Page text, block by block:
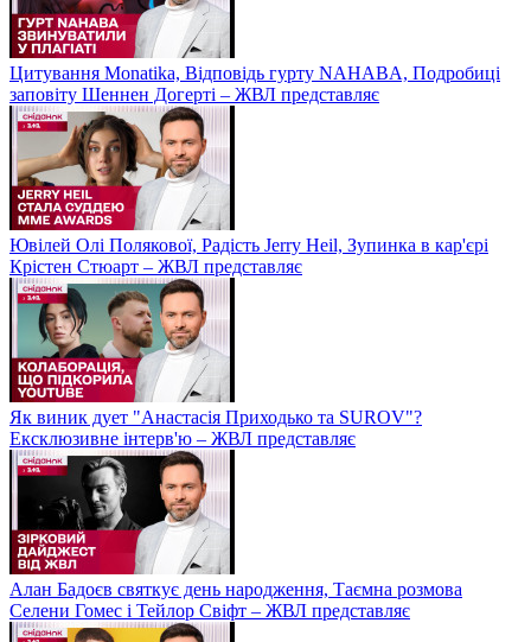
Цитування Monatikа, Відповідь гурту NAHABA, Подробиці
заповіту Шеннен Догерті – ЖВЛ представляє
Ювілей Олі Полякової, Радість Jerry Heil, Зупинка в кар'єрі
Крістен Стюарт – ЖВЛ представляє
Як виник дует "Анастасія Приходько та SUROV"?
Ексклюзивне інтерв'ю – ЖВЛ представляє
Алан Бадоєв святкує день народження, Таємна розмова
Селени Гомес і Тейлор Свіфт – ЖВЛ представляє